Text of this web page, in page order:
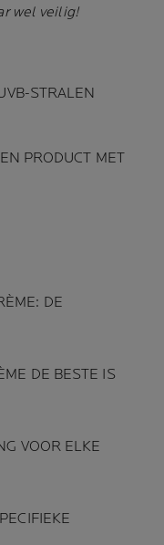
wel veilig!
STRALEN
PRODUCT MET
DE
DE BESTE IS
VOOR ELKE